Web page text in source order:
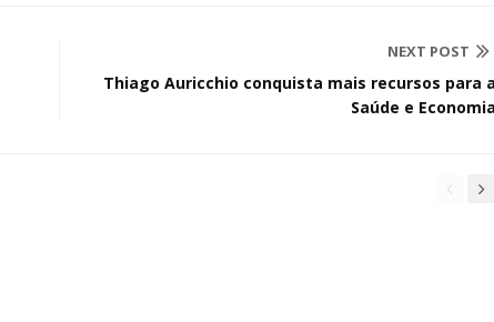
NEXT POST
Thiago Auricchio conquista mais recursos para a
Saúde e Economia